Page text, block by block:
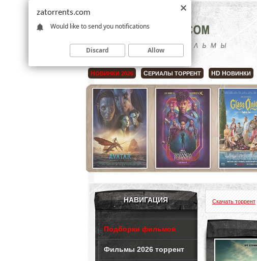
НОВИНКИ 2026 СЕРИАЛЫ ТОРРЕНТ HD НОВИНКИ
НАВИГАЦИЯ
Подборки фильмов
Фильмы 2026 торрент
Скачать торрент
zatorrents.com
Would like to send you notifications
Discard Allow